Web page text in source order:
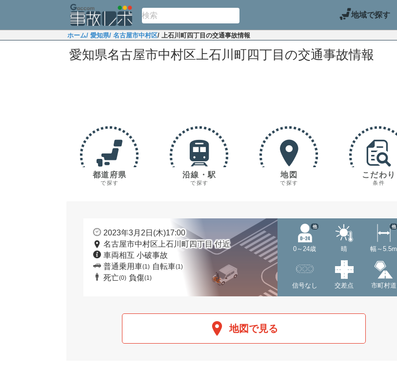
地域で探す
ホーム/ 愛知県/ 名古屋市中村区/ 上石川町四丁目の交通事故情報
愛知県名古屋市中村区上石川町四丁目の交通事故情報
都道府県
で探す
沿線・駅
で探す
地図
で探す
こだわり
条件
2023年3月2日(木)17:00
名古屋市中村区上石川町四丁目 付近
車両相互 小破事故
普通乗用車(1) 自転車(1)
死亡(0) 負傷(1)
0～24歳
他
晴 幅～5.5m
他
信号なし 交差点 市町村道
地図で見る